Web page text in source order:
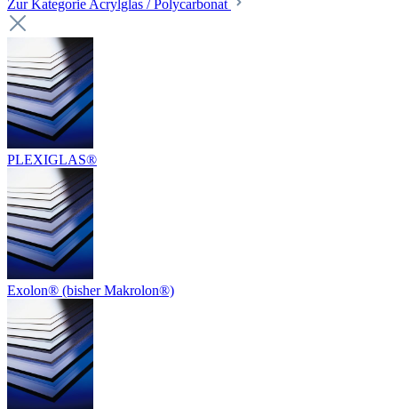
Zur Kategorie Acrylglas / Polycarbonat
PLEXIGLAS®
Exolon® (bisher Makrolon®)